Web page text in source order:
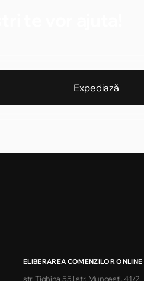
Expediază
ELIBERAREA COMENZILOR ONLINE
str. Tighina 55 | str. Muncești, 41/2